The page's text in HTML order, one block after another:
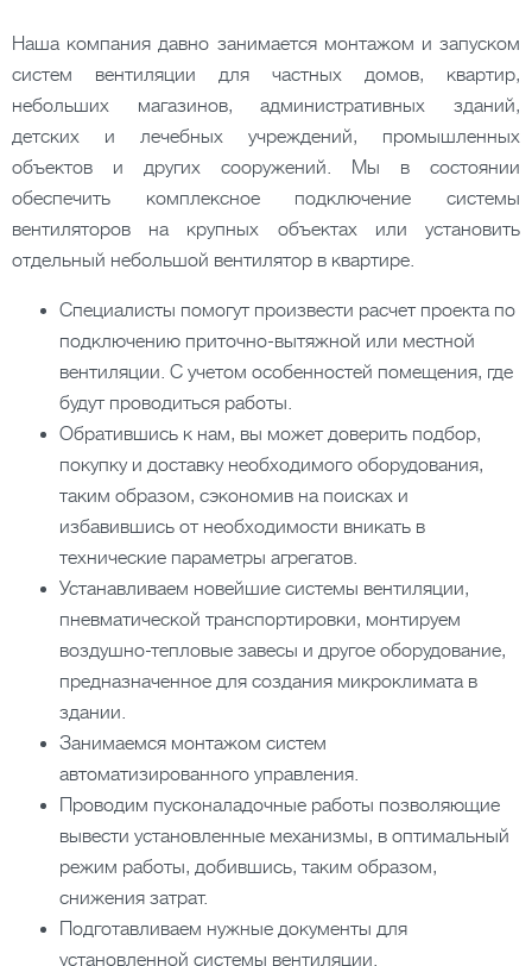
Наша компания давно занимается монтажом и запуском
систем вентиляции для частных домов, квартир,
небольших магазинов, административных зданий,
детских и лечебных учреждений, промышленных
объектов и других сооружений. Мы в состоянии
обеспечить комплексное подключение системы
вентиляторов на крупных объектах или установить
отдельный небольшой вентилятор в квартире.
Специалисты помогут произвести расчет проекта по
подключению приточно-вытяжной или местной
вентиляции. С учетом особенностей помещения, где
будут проводиться работы.
Обратившись к нам, вы может доверить подбор,
покупку и доставку необходимого оборудования,
таким образом, сэкономив на поисках и
избавившись от необходимости вникать в
технические параметры агрегатов.
Устанавливаем новейшие системы вентиляции,
пневматической транспортировки, монтируем
воздушно-тепловые завесы и другое оборудование,
предназначенное для создания микроклимата в
здании.
Занимаемся монтажом систем
автоматизированного управления.
Проводим пусконаладочные работы позволяющие
вывести установленные механизмы, в оптимальный
режим работы, добившись, таким образом,
снижения затрат.
Подготавливаем нужные документы для
установленной системы вентиляции.